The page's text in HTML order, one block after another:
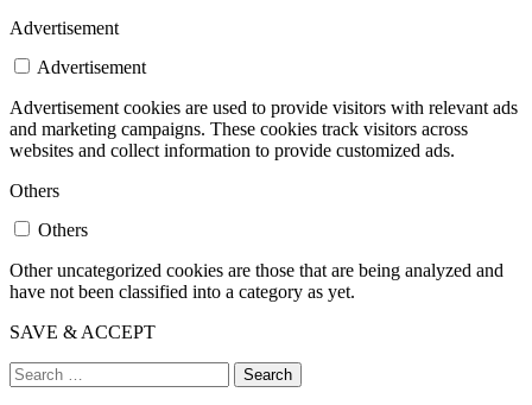
Advertisement
Advertisement
Advertisement cookies are used to provide visitors with relevant ads
and marketing campaigns. These cookies track visitors across
websites and collect information to provide customized ads.
Others
Others
Other uncategorized cookies are those that are being analyzed and
have not been classified into a category as yet.
SAVE & ACCEPT
Search